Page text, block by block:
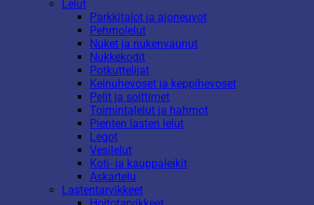
Lelut
Parkkitalot ja ajoneuvot
Pehmolelut
Nuket ja nukenvaunut
Nukkekodit
Potkuttelijat
Keinuhevoset ja keppihevoset
Pelit ja soittimet
Toimintalelut ja hahmot
Pienten lasten lelut
Legot
Vesilelut
Koti- ja kauppaleikit
Askartelu
Lastentarvikkeet